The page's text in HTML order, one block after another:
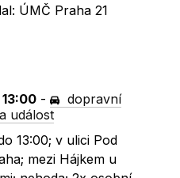
ÚMČ Praha 21
13:00 -
dopravní
událost
13:00; v ulici Pod
mezi Hájkem u